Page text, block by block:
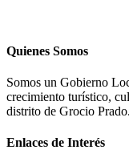
Quienes Somos
Somos un Gobierno
crecimiento turístico,
distrito de Grocio Prado.
Enlaces de Interés